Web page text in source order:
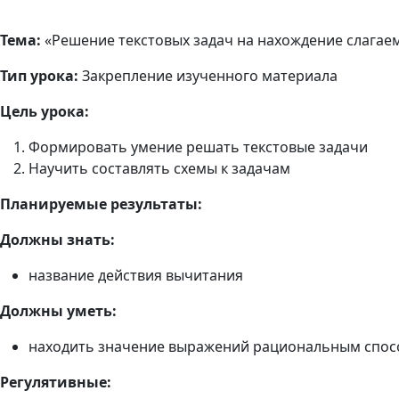
Тема: «Решение текстовых задач на нахождение
Тип урока: Закрепление изученного материала
Цель урока:
Формировать умение решать текстовые задачи
Научить составлять схемы к задачам
Планируемые результаты:
Должны знать:
название действия вычитания
Должны уметь:
находить значение выражений рациональным
Регулятивные: